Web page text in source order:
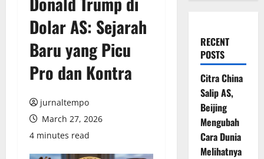
Dolar AS: Sejarah
Baru yang Picu
Pro dan Kontra
jurnaltempo
March 27, 2026
4 minutes read
RECENT
POSTS
Citra China
Salip AS,
Beijing
Mengubah
Cara Dunia
Melihatnya